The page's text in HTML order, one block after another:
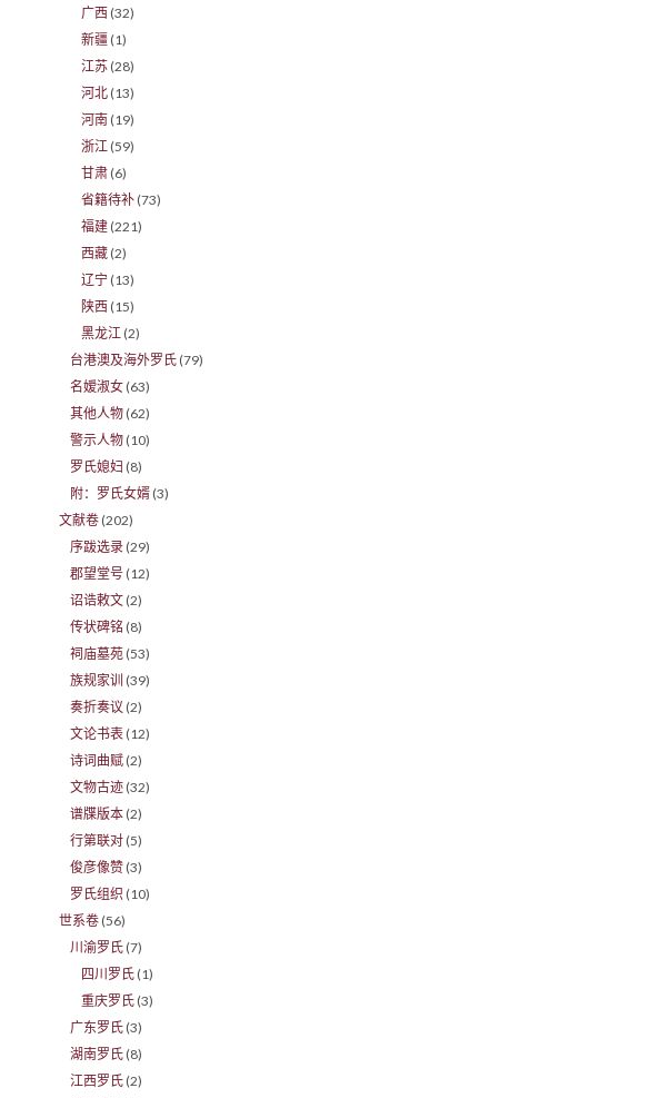
广西 (32)
新疆 (1)
江苏 (28)
河北 (13)
河南 (19)
浙江 (59)
甘肃 (6)
省籍待补 (73)
福建 (221)
西藏 (2)
辽宁 (13)
陕西 (15)
黑龙江 (2)
台港澳及海外罗氏 (79)
名嫒淑女 (63)
其他人物 (62)
警示人物 (10)
罗氏媳妇 (8)
附：罗氏女婿 (3)
文献卷 (202)
序跋选录 (29)
郡望堂号 (12)
诏诰敕文 (2)
传状碑铭 (8)
祠庙墓苑 (53)
族规家训 (39)
奏折奏议 (2)
文论书表 (12)
诗词曲赋 (2)
文物古迹 (32)
谱牒版本 (2)
行第联对 (5)
俊彦像赞 (3)
罗氏组织 (10)
世系卷 (56)
川渝罗氏 (7)
四川罗氏 (1)
重庆罗氏 (3)
广东罗氏 (3)
湖南罗氏 (8)
江西罗氏 (2)